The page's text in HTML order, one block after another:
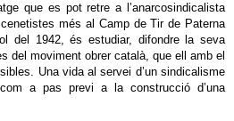
que es pot retre a l’anarcosindicalista
més al Camp de Tir de Paterna
del 1942, és estudiar, difondre la seva
del moviment obrer català, que ell amb el
Una vida al servei d’un sindicalisme
com a pas previ a la construcció d’una